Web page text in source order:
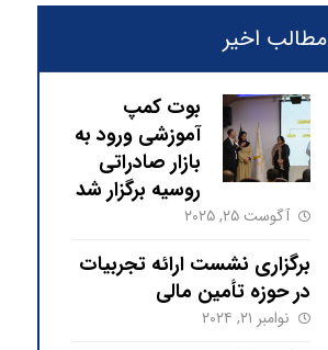
مطالب اخیر
بوت کمپ
آموزشی ورود به
بازار صادراتی
روسیه برگزار شد
آگوست ۲۵, ۲۰۲۵
برگزاری نشست ارائه تجربیات
در حوزه تأمین مالی
نوامبر ۲۱, ۲۰۲۴